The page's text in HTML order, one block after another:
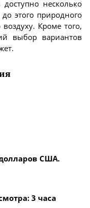
несколько
этого природного
Кроме того,
выбор вариантов
США.
3 часа